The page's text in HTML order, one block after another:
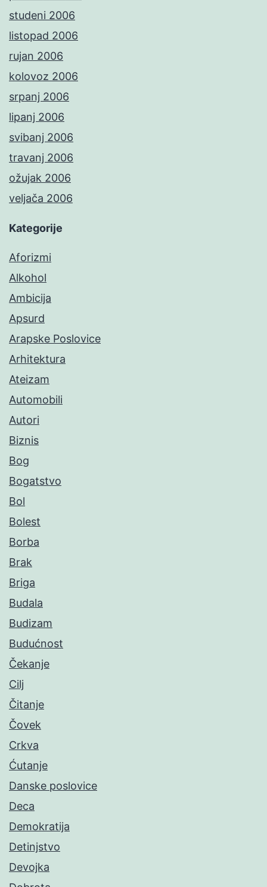
studeni 2006
listopad 2006
rujan 2006
kolovoz 2006
srpanj 2006
lipanj 2006
svibanj 2006
travanj 2006
ožujak 2006
veljača 2006
Kategorije
Aforizmi
Alkohol
Ambicija
Apsurd
Arapske Poslovice
Arhitektura
Ateizam
Automobili
Autori
Biznis
Bog
Bogatstvo
Bol
Bolest
Borba
Brak
Briga
Budala
Budizam
Budućnost
Čekanje
Cilj
Čitanje
Čovek
Crkva
Ćutanje
Danske poslovice
Deca
Demokratija
Detinjstvo
Devojka